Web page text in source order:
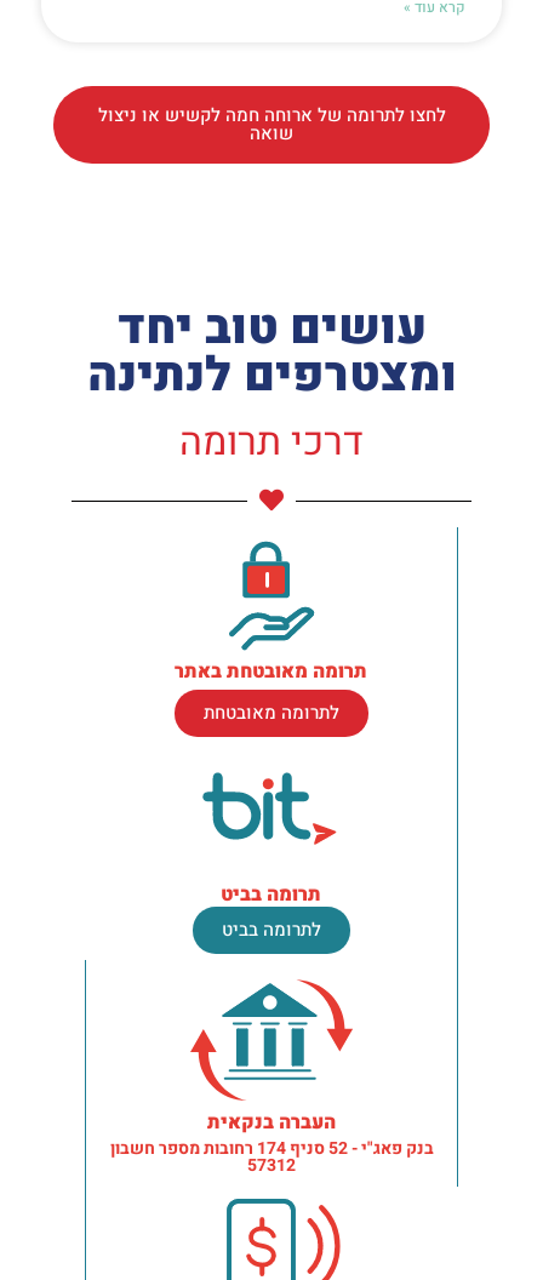
קרא עוד »
לחצו לתרומה של ארוחה חמה לקשיש או ניצול
שואה
עושים טוב יחד
ומצטרפים לנתינה
דרכי תרומה
תרומה מאובטחת באתר
לתרומה מאובטחת
תרומה בביט
לתרומה בביט
העברה בנקאית
בנק פאג"י - 52 סניף 174 רחובות מספר חשבון
57312